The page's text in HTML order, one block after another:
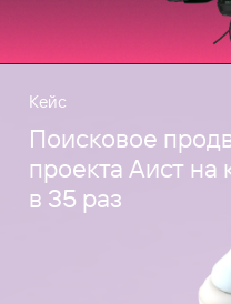
Кейс
Поисковое
проекта Аист
в 35 раз